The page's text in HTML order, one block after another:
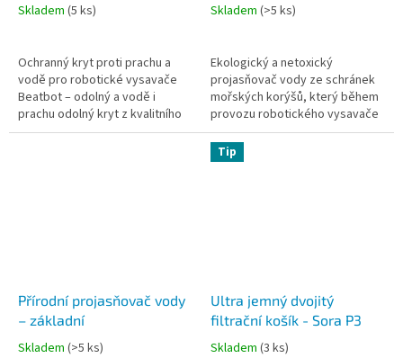
Skladem (5 ks)
Ochranný kryt proti prachu a
vodě pro robotické vysavače
Beatbot – odolný a vodě i
prachu odolný kryt z kvalitního
PEVA materiálu, který poskytuje
Skladem (>5 ks)
Ekologický a netoxický
projasňovač vody ze schránek
mořských korýšů, který během
provozu robotického vysavače
Beatbot rychle projasní vodu,
odstraňuje nežádoucí kovy a
zároveň...
Přírodní projasňovač vody
– základní
Skladem (>5 ks)
Tip
Ultra jemný dvojitý
filtrační košík - Sora P3
Skladem (3 ks)